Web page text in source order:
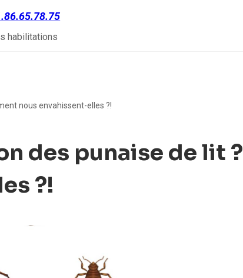
habilitations
nous envahissent-elles ?!
des punaise de lit ?
?!